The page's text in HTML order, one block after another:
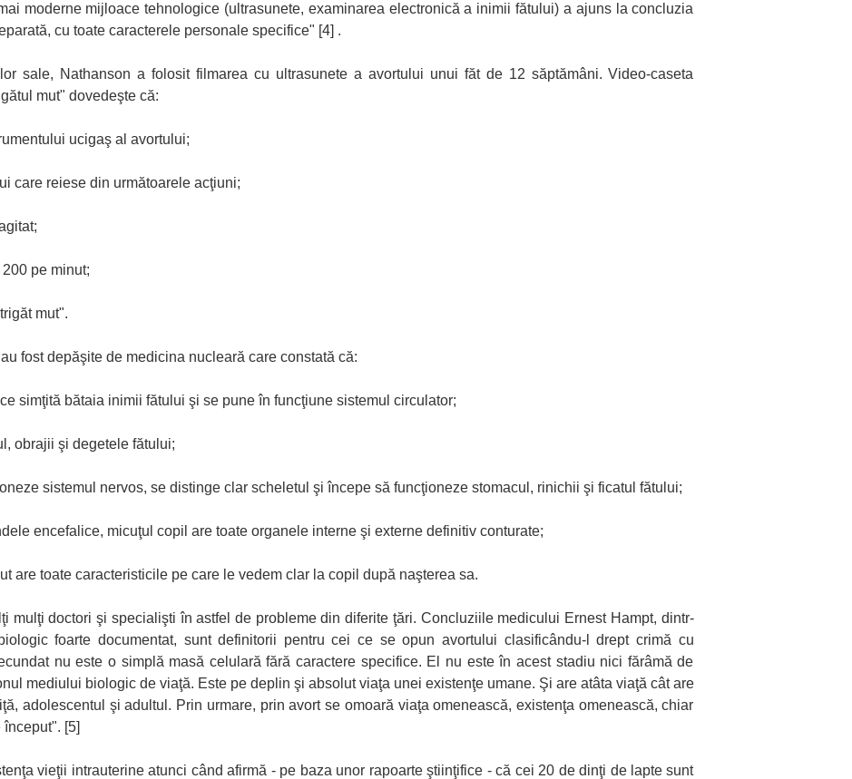
moderne mijloace tehnologice (ultrasunete, examinarea electronică a inimii fătului) a ajuns la concluzia
cu toate caracterele personale specifice" [4] .
sale, Nathanson a folosit filmarea cu ultrasunete a avortului unui făt de 12 săptămâni. Video-caseta
mut" dovedeşte că:
ucigaş al avortului;
care reiese din următoarele acţiuni;
pe minut;
mut".
fost depăşite de medicina nucleară care constată că:
simţită bătaia inimii fătului şi se pune în funcţiune sistemul circulator;
obrajii şi degetele fătului;
sistemul nervos, se distinge clar scheletul şi începe să funcţioneze stomacul, rinichii şi ficatul fătului;
encefalice, micuţul copil are toate organele interne şi externe definitiv conturate;
are toate caracteristicile pe care le vedem clar la copil după naşterea sa.
mulţi doctori şi specialişti în astfel de probleme din diferite ţări. Concluziile medicului Ernest Hampt, dintr-
foarte documentat, sunt definitorii pentru cei ce se opun avortului clasificându-l drept crimă cu
nu este o simplă masă celulară fără caractere specifice. El nu este în acest stadiu nici fărâmă de
mediului biologic de viaţă. Este pe deplin şi absolut viaţa unei existenţe umane. Şi are atâta viaţă cât are
adolescentul şi adultul. Prin urmare, prin avort se omoară viaţa omenească, existenţa omenească, chiar
[5]
vieţii intrauterine atunci când afirmă - pe baza unor rapoarte ştiinţifice - că cei 20 de dinţi de lapte sunt